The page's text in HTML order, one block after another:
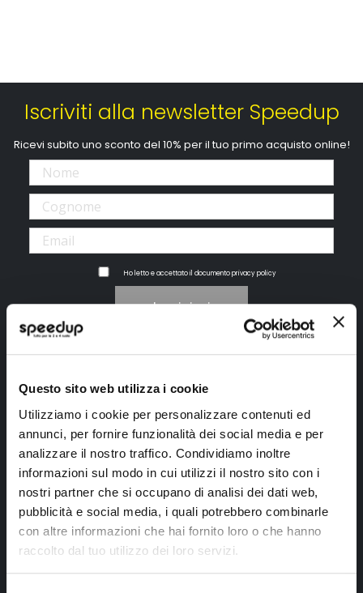
Questo sito web utilizza i cookie
Utilizziamo i cookie per personalizzare contenuti ed
annunci, per fornire funzionalità dei social media e per
analizzare il nostro traffico. Condividiamo inoltre
informazioni sul modo in cui utilizzi il nostro sito con i
nostri partner che si occupano di analisi dei dati web,
pubblicità e social media, i quali potrebbero combinarle
con altre informazioni che hai fornito loro o che hanno
raccolto dal tuo utilizzo dei loro servizi.
Iscriviti alla newsletter Speedup
Ricevi subito uno sconto del 10% per il tuo primo acquisto online!
Ho letto e accettato il documentoprivacy policy
Iscrivimi
Segui SPEEDUP.IT
SpeedUp.it